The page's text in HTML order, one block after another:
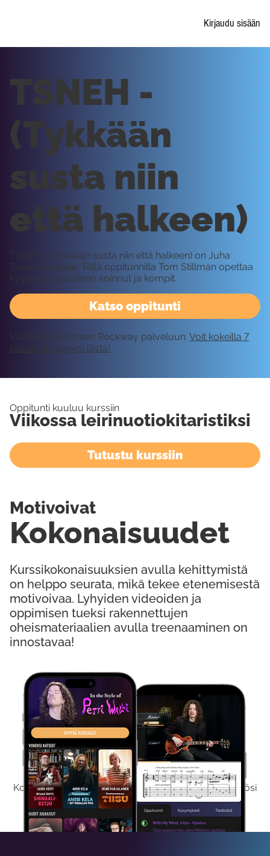
Kirjaudu sisään
Kokeile Ilmaiseksi
Kokeilemalla ilmaiseksi saat koko sisältömme käyttöösi
viikon ajaksi.
Katso oppitunti
TSNEH -
(Tykkään
susta niin
että halkeen)
TSNEH - (Tykkään susta niin että halkeen) on Juha
Tapion kappale. Tällä oppitunnilla Tom Stillman opettaa
kyseisen kappaleen soinnut ja kompit.
Vaatii kirjautumisen Rockway palveluun. Voit kokeilla 7
päivää ilmaiseksi tästä!
Oppitunti kuuluu kurssiin
Viikossa leirinuotiokitaristiksi
Tutustu kurssiin
Kurssikokonaisuuksien avulla kehittymistä
on helppo seurata, mikä tekee etenemisestä
motivoivaa. Lyhyiden videoiden ja
oppimisen tueksi rakennettujen
oheismateriaalien avulla treenaaminen on
innostavaa!
Kokonaisuudet
Motivoivat